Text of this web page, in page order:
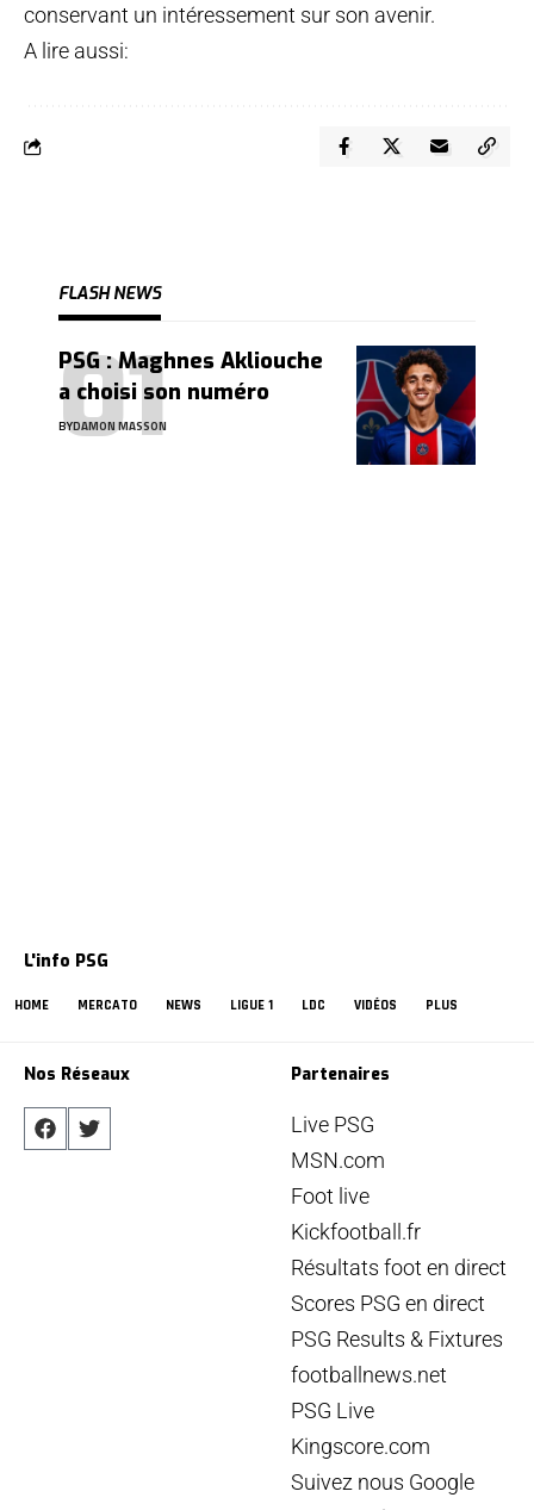
conservant un intéressement sur son avenir.
A lire aussi:
FLASH NEWS
PSG : Maghnes Akliouche
a choisi son numéro
BYDAMON MASSON
L'info PSG
HOME MERCATO NEWS LIGUE 1 LDC VIDÉOS PLUS
Nos Réseaux Partenaires
Live PSG
MSN.com
Foot live
Kickfootball.fr
Résultats foot en direct
Scores PSG en direct
PSG Results & Fixtures
footballnews.net
PSG Live
Kingscore.com
Suivez nous Google